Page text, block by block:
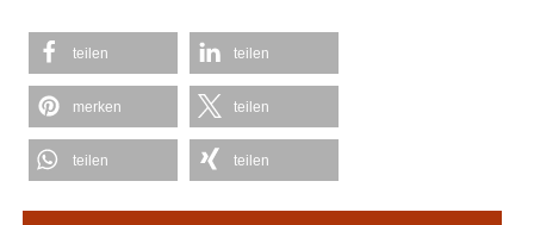
teilen teilen
merken teilen
teilen teilen